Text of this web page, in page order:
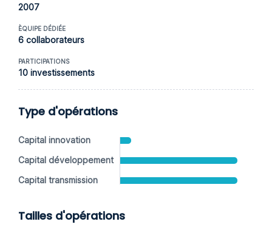
2007
ÈQUIPE DÉDIÉE
6 collaborateurs
PARTICIPATIONS
10 investissements
Type d'opérations
Capital innovation
Capital développement
Capital transmission
Tailles d'opérations